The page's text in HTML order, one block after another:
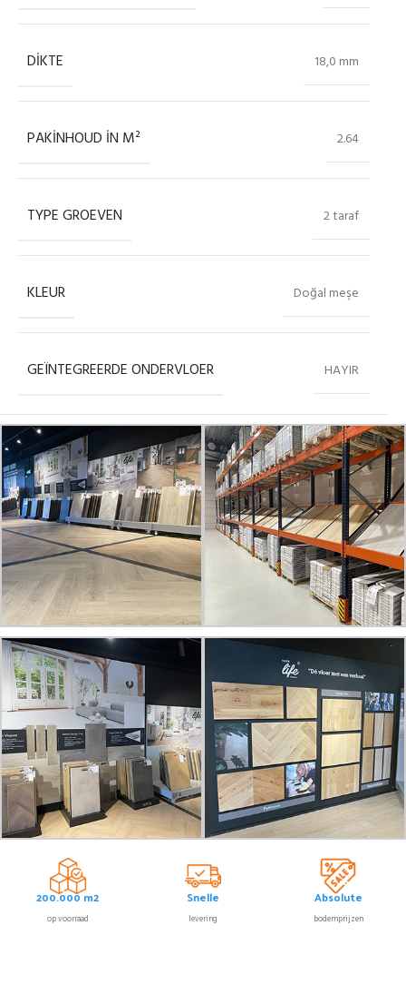
DIKTE 18,0 mm
PAKINHOUD IN M² 2.64
TYPE GROEVEN 2 taraf
KLEUR Doğal meşe
GEÏNTEGREERDE ONDERVLOER HAYIR
200.000 m2
op voorraad
Snelle
levering
Absolute
bodemprijzen